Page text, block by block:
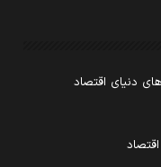
دنیای اقتصاد